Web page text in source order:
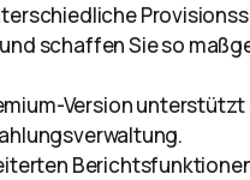
schaffen Sie so
Version